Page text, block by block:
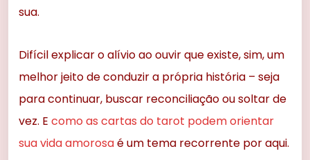
sua.
Difícil explicar o alívio ao ouvir que existe, sim, um
melhor jeito de conduzir a própria história – seja
para continuar, buscar reconciliação ou soltar de
vez. E como as cartas do tarot podem orientar
sua vida amorosaé um tema recorrente por aqui.